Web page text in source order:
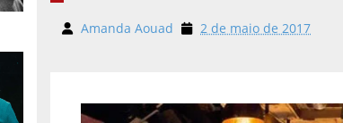
Amanda Aouad 2 de maio de 2017